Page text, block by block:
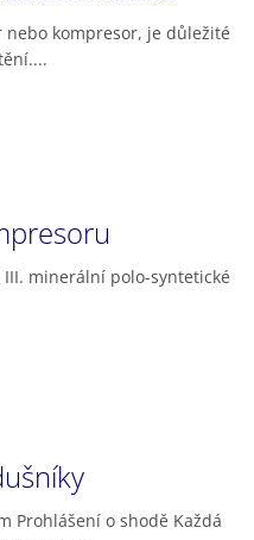
kompresor, je důležité
minerální polo-syntetické
Prohlášení o shodě Každá